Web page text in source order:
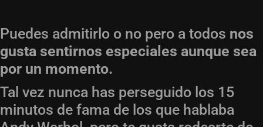
Puedes admitirlo o no pero a todos nos
gusta sentirnos especiales aunque sea
por un momento.
Tal vez nunca has perseguido los 15
minutos de fama de los que hablaba